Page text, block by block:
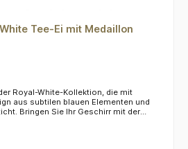
Tee-Ei mit Medaillon
Royal-White-Kollektion, die mit
aus subtilen blauen Elementen und
Bringen Sie Ihr Geschirr mit der